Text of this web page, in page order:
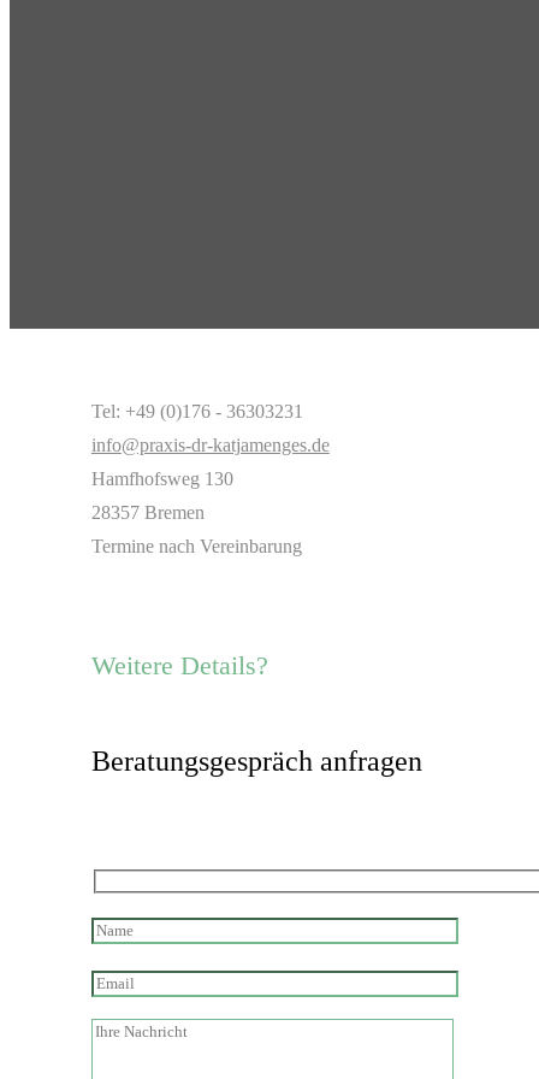
Tel: +49 (0)176 - 36303231
info@praxis-dr-katjamenges.de
Hamfhofsweg 130
28357 Bremen
Termine nach Vereinbarung
Weitere Details?
Beratungsgespräch anfragen